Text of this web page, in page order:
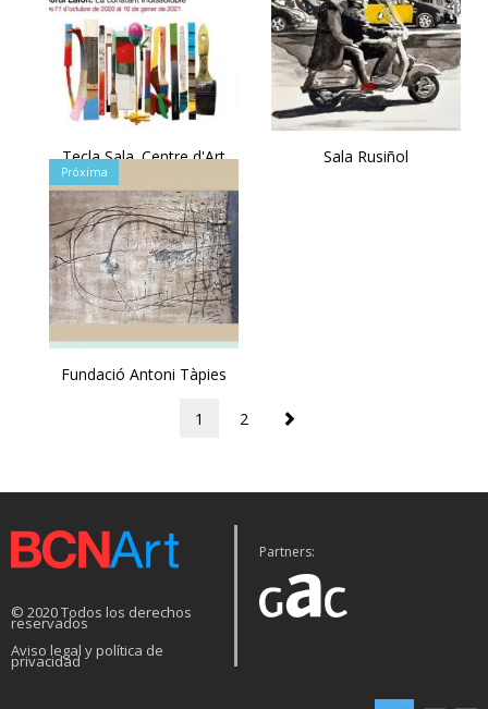
Tecla Sala. Centre d'Art
Contemporani de
l'Hospitalet
Sala Rusiñol
Próxima
Fundació Antoni Tàpies
1 2
© 2020 Todos los derechos
reservados
Aviso legal y política de
privacidad
Partners: